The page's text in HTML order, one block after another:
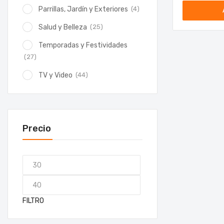
Parrillas, Jardín y Exteriores (4)
Salud y Belleza (25)
Temporadas y Festividades
(27)
TV y Video (44)
Precio
FILTRO